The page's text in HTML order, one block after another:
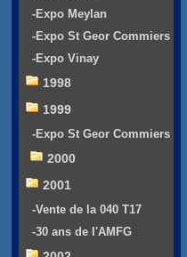
-Expo Meylan
-Expo St Geor Commiers
-Expo Vinay
1998
1999
-Expo St Geor Commiers
2000
2001
-Vente de la 040 T17
-30 ans de l'AMFG